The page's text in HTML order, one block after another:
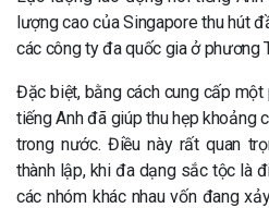
lượng cao của Singapore thu hút
các công ty đa quốc gia ở phương
Đặc biệt, bằng cách cung cấp
tiếng Anh đã giúp thu hẹp khoảng
trong nước. Điều này rất quan
thành lập, khi đa dạng sắc tộc là
các nhóm khác nhau vốn đang